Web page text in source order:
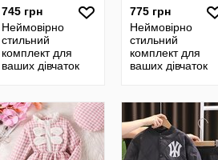
745 грн
Неймовірно
стильний
комплект для
ваших дівчаток
775 грн
Неймовірно
стильний
комплект для
ваших дівчаток